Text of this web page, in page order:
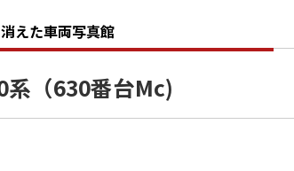
消えた車両写真館
系（630番台Mc)